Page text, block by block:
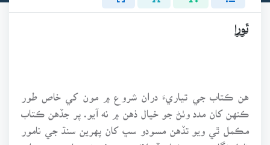
ٿورا
هن ڪتاب جي تياريءَ دران شروع ۾ مون کي خاص طور
ڪنهن کان مدد وٺڻ جو خيال ذهن ۾ نه آيو. پر جڏهن ڪتاب
مڪمل ٿي ويو تڏهن مسودو سڀ کان پهرين سنڌ جي نامور
ناول نگار محمد عثمان ڏيپلائيءَ جي فرزند جناب محمد علي